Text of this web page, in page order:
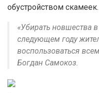
обустройством скамеек.
«Убирать новшества
следующем году
воспользоваться
Богдан Самокоз.